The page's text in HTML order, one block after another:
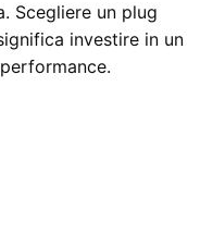
Scegliere un plug
investire in un